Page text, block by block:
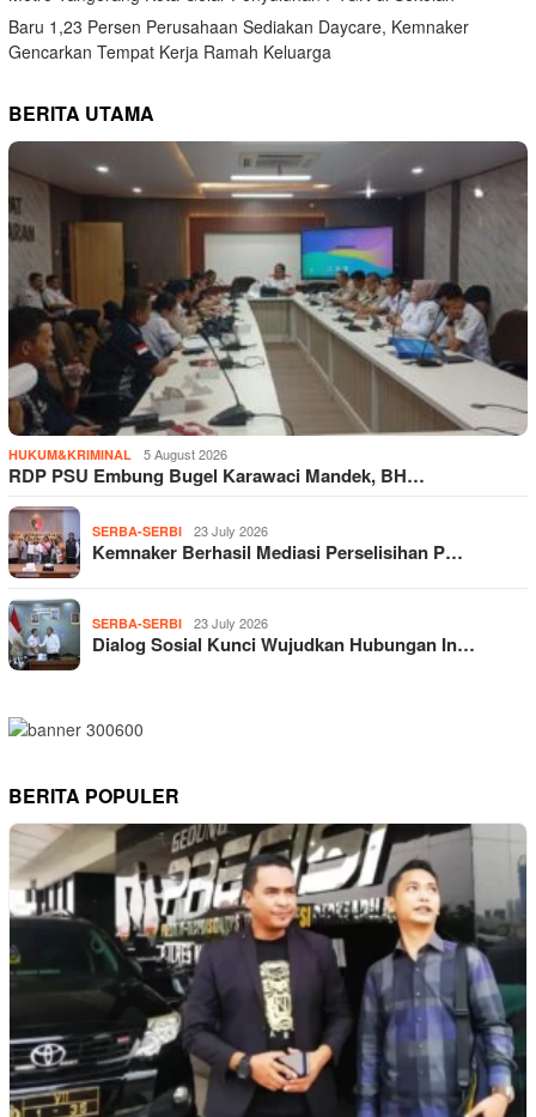
Baru 1,23 Persen Perusahaan Sediakan Daycare, Kemnaker
Gencarkan Tempat Kerja Ramah Keluarga
BERITA UTAMA
HUKUM&KRIMINAL 5 August 2026
RDP PSU Embung Bugel Karawaci Mandek, BH…
SERBA-SERBI 23 July 2026
Kemnaker Berhasil Mediasi Perselisihan P…
SERBA-SERBI 23 July 2026
Dialog Sosial Kunci Wujudkan Hubungan In…
BERITA POPULER